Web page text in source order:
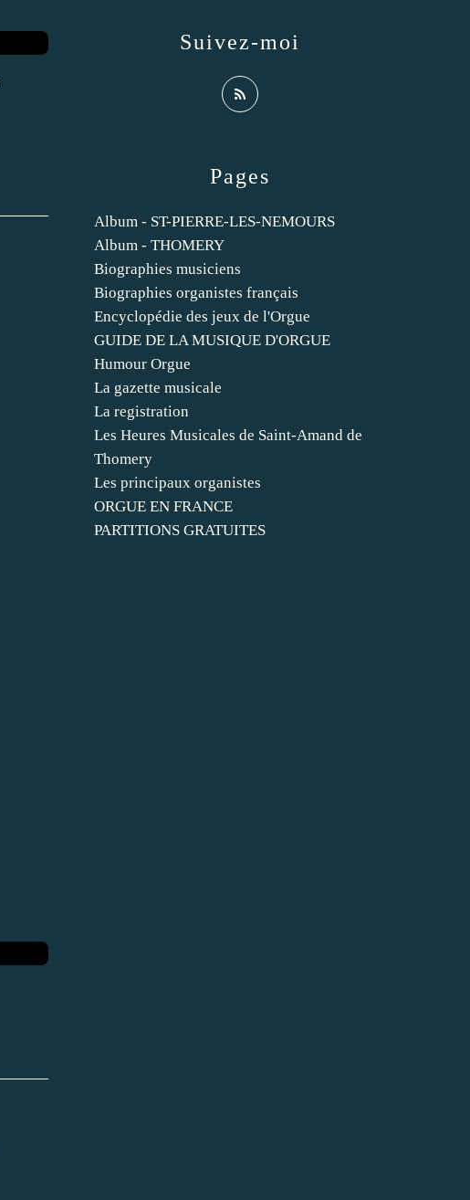
Pages
Album - ST-PIERRE-LES-NEMOURS
Album - THOMERY
Biographies musiciens
Biographies organistes français
Encyclopédie des jeux de l'Orgue
GUIDE DE LA MUSIQUE D'ORGUE
Humour Orgue
La gazette musicale
La registration
Les Heures Musicales de Saint-Amand de
Thomery
Les principaux organistes
ORGUE EN FRANCE
PARTITIONS GRATUITES
Suivez-moi